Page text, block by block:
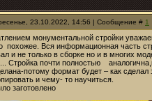
23.10.2022, 14:56 | Сообщение # 1
монументальной стройки
похожее. Вся информационная
и не только в сборке но и в многих
Стройка почти полностью
потому формат будет – как
и чему- то научиться.
заготовлено